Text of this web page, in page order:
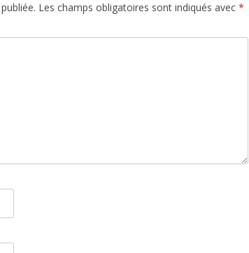
Les champs obligatoires sont indiqués avec *